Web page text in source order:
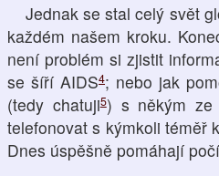
Jednak se stal celý svět
každém našem kroku.
není problém si zjistit
se šíří AIDS4; nebo jak
(tedy chatuji5) s někým ze
telefonovat s kýmkoli téměř
Dnes úspěšně pomáhají